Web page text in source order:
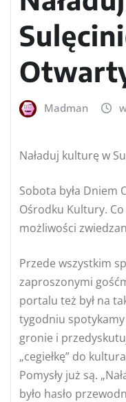
Madman
Naładuj kulturę w
Sobota była Dniem
Ośrodku Kultury.
możliwości
Przede wszystkim
zaproszonymi
portalu też był na
tygodniu
gronie i
„cegiełkę” do
Pomysły już są.
było hasło